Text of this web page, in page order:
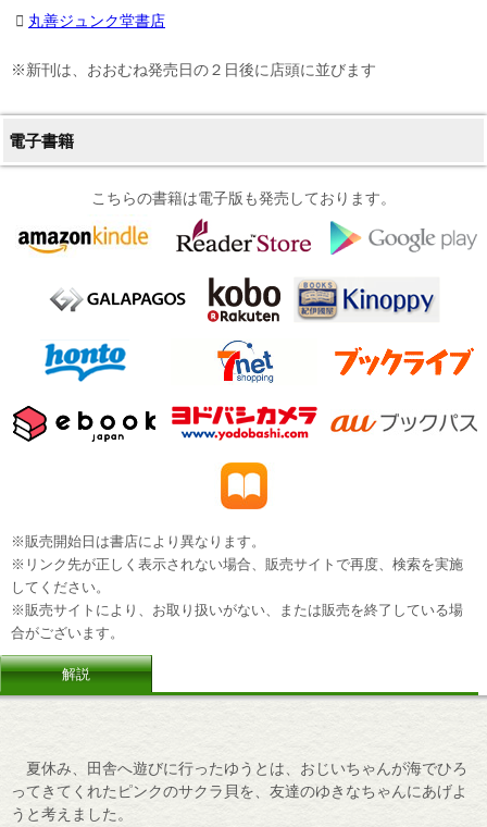
丸善ジュンク堂書店
※新刊は、おおむね発売日の２日後に店頭に並びます
電子書籍
こちらの書籍は電子版も発売しております。
※販売開始日は書店により異なります。
※リンク先が正しく表示されない場合、販売サイトで再度、検索を実施
してください。
※販売サイトにより、お取り扱いがない、または販売を終了している場
合がございます。
解説
夏休み、田舎へ遊びに行ったゆうとは、おじいちゃんが海でひろ
ってきてくれたピンクのサクラ貝を、友達のゆきなちゃんにあげよ
うと考えました。